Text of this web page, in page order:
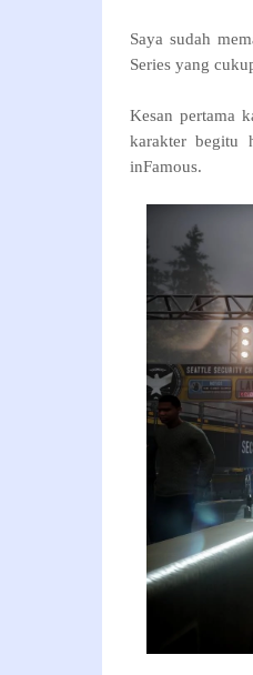
Saya sudah
Series yang
Kesan pertama
karakter begitu
inFamous.